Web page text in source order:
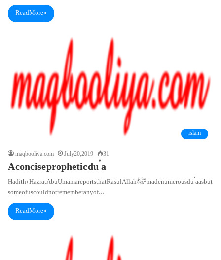
Read More »
islam
maqbooliya.com
July 20, 2019 31
A concise prophetic du’a
Hadith: Hazrat Abu Umama reports that Rasul Allahﷺ made numerous du’aas but
some of us could not remember any of…
Read More »